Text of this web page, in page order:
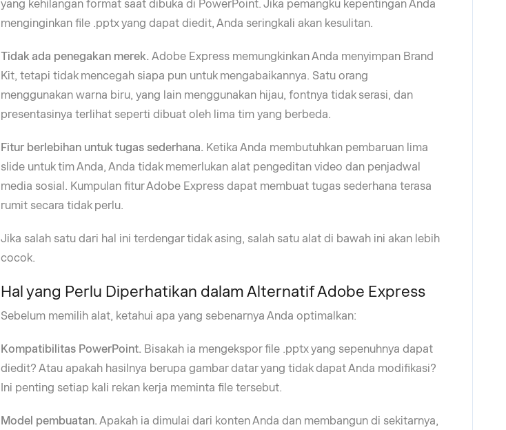
yang kehilangan format saat dibuka di PowerPoint. Jika pemangku kepentingan Anda
menginginkan file .pptx yang dapat diedit, Anda seringkali akan kesulitan.
Tidak ada penegakan merek. Adobe Express memungkinkan Anda menyimpan Brand
Kit, tetapi tidak mencegah siapa pun untuk mengabaikannya. Satu orang
menggunakan warna biru, yang lain menggunakan hijau, fontnya tidak serasi, dan
presentasinya terlihat seperti dibuat oleh lima tim yang berbeda.
Fitur berlebihan untuk tugas sederhana. Ketika Anda membutuhkan pembaruan lima
slide untuk tim Anda, Anda tidak memerlukan alat pengeditan video dan penjadwal
media sosial. Kumpulan fitur Adobe Express dapat membuat tugas sederhana terasa
rumit secara tidak perlu.
Jika salah satu dari hal ini terdengar tidak asing, salah satu alat di bawah ini akan lebih
cocok.
Hal yang Perlu Diperhatikan dalam Alternatif Adobe Express
Sebelum memilih alat, ketahui apa yang sebenarnya Anda optimalkan:
Kompatibilitas PowerPoint.Bisakah ia mengekspor file .pptx yang sepenuhnya dapat
diedit? Atau apakah hasilnya berupa gambar datar yang tidak dapat Anda modifikasi?
Ini penting setiap kali rekan kerja meminta file tersebut.
Model pembuatan.Apakah ia dimulai dari konten Anda dan membangun di sekitarnya,